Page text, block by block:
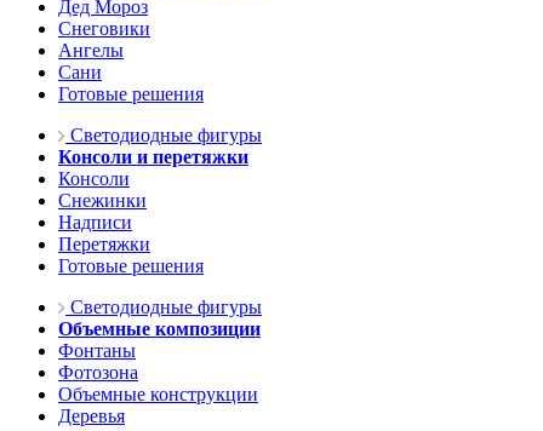
Дед Мороз
Снеговики
Ангелы
Сани
Готовые решения
Светодиодные фигуры
Консоли и перетяжки
Консоли
Снежинки
Надписи
Перетяжки
Готовые решения
Светодиодные фигуры
Объемные композиции
Фонтаны
Фотозона
Объемные конструкции
Деревья